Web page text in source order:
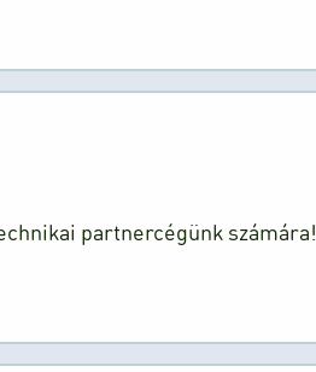
partnercégünk számára!